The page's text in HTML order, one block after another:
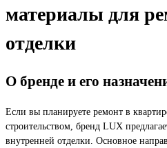
материалы для
отделки
О бренде и его
Если вы планируете ремонт в
строительством, бренд LUX
внутренней отделки. Основное